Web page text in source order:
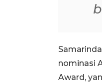
nominasi
Award,